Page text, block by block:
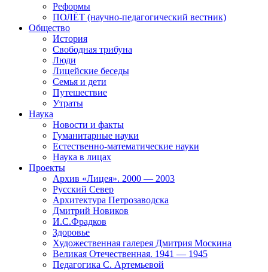
Реформы
ПОЛЁТ (научно-педагогический вестник)
Общество
История
Свободная трибуна
Люди
Лицейские беседы
Семья и дети
Путешествие
Утраты
Наука
Новости и факты
Гуманитарные науки
Естественно-математические науки
Наука в лицах
Проекты
Архив «Лицея». 2000 — 2003
Русский Север
Архитектура Петрозаводска
Дмитрий Новиков
И.С.Фрадков
Здоровье
Художественная галерея Дмитрия Москина
Великая Отечественная. 1941 — 1945
Педагогика С. Артемьевой